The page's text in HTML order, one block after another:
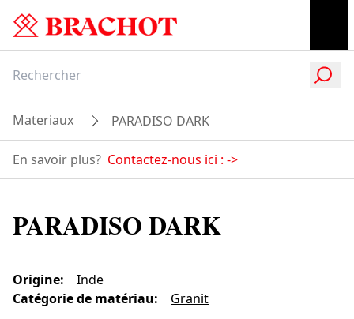
Materiaux PARADISO DARK
En savoir plus? Contactez-nous ici : ->
PARADISO DARK
Origine:
Inde
Catégorie de matériau: Granit